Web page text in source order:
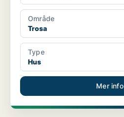
Område
Trosa
Type
Hus
Mer info